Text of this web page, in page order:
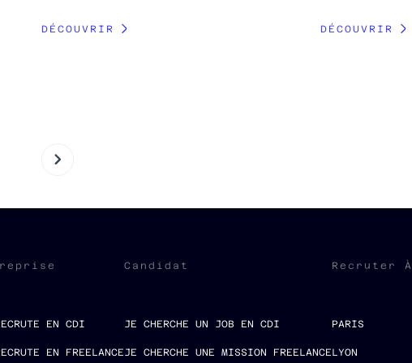
DÉCOUVRIR DÉCOUVRIR
EN CDI
EN FREELANCE
Candidat
JE CHERCHE UN JOB EN CDI
JE CHERCHE UNE MISSION FREELANCE
Recruter À
PARIS
LYON